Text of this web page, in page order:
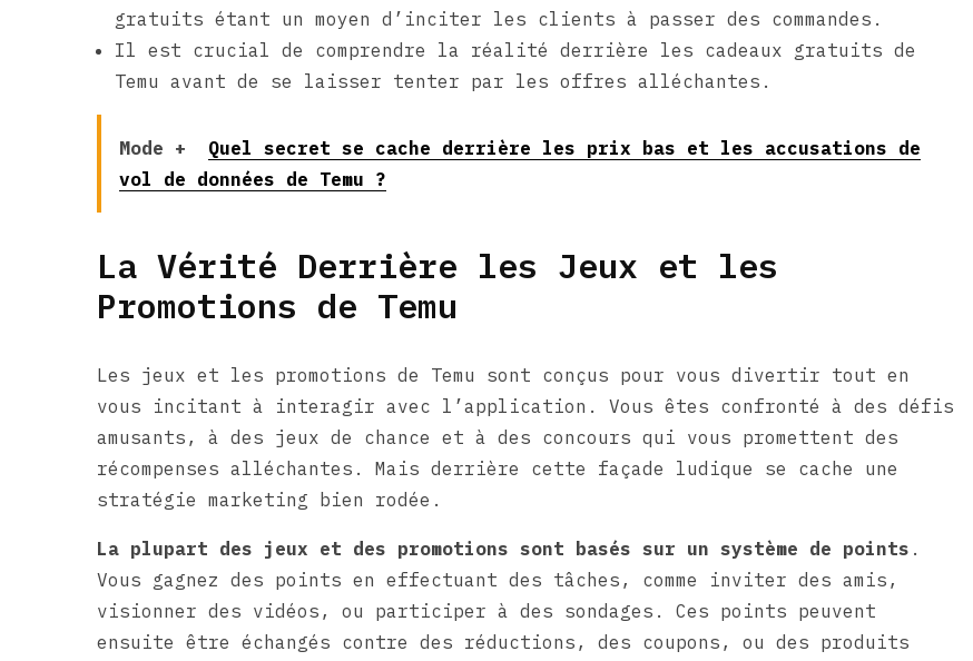
gratuits étant un moyen d’inciter les clients à passer des commandes.
Il est crucial de comprendre la réalité derrière les cadeaux gratuits de
Temu avant de se laisser tenter par les offres alléchantes.
Mode +
Quel secret se cache derrière les prix bas et les accusations de
vol de données de Temu ?
La Vérité Derrière les Jeux et les
Promotions de Temu
Les jeux et les promotions de Temu sont conçus pour vous divertir tout en
vous incitant à interagir avec l’application. Vous êtes confronté à des défis
amusants, à des jeux de chance et à des concours qui vous promettent des
récompenses alléchantes. Mais derrière cette façade ludique se cache une
stratégie marketing bien rodée.
La plupart des jeux et des promotions sont basés sur un système de points .
Vous gagnez des points en effectuant des tâches, comme inviter des amis,
visionner des vidéos, ou participer à des sondages. Ces points peuvent
ensuite être échangés contre des réductions, des coupons, ou des produits